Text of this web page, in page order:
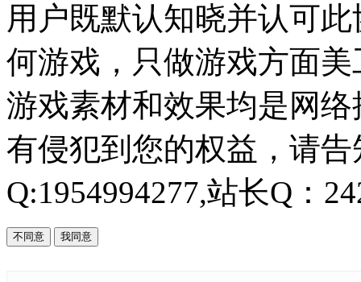
用户既默认知晓并认可
何游戏，只做游戏方面
游戏素材和效果均是网
有侵犯到您的权益，请
Q:1954994277,站长Q：
不同意 我同意